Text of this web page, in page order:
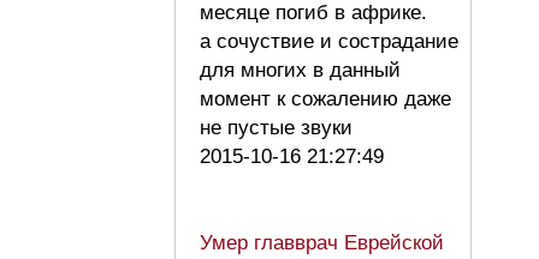
месяце погиб в африке.
а сочуствие и сострадание
для многих в данный
момент к сожалению даже
не пустые звуки
2015-10-16 21:27:49
Умер главврач Еврейской